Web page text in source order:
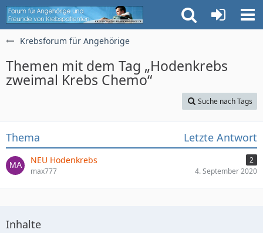
Krebsforum für Angehörige
Themen mit dem Tag „Hodenkrebs
zweimal Krebs Chemo“
Suche nach Tags
Thema Letzte Antwort
NEU Hodenkrebs
2
max777
4. September 2020
Inhalte